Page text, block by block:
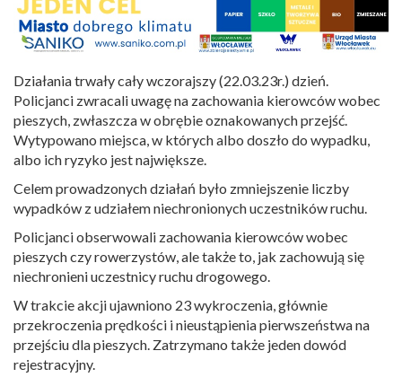
Działania trwały cały wczorajszy (22.03.23r.) dzień.
Policjanci zwracali uwagę na zachowania kierowców wobec
pieszych, zwłaszcza w obrębie oznakowanych przejść.
Wytypowano miejsca, w których albo doszło do wypadku,
albo ich ryzyko jest największe.
Celem prowadzonych działań było zmniejszenie liczby
wypadków z udziałem niechronionych uczestników ruchu.
Policjanci obserwowali zachowania kierowców wobec
pieszych czy rowerzystów, ale także to, jak zachowują się
niechronieni uczestnicy ruchu drogowego.
W trakcie akcji ujawniono 23 wykroczenia, głównie
przekroczenia prędkości i nieustąpienia pierwszeństwa na
przejściu dla pieszych. Zatrzymano także jeden dowód
rejestracyjny.